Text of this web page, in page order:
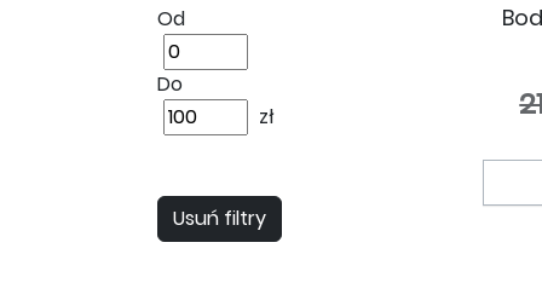
Od
Do
zł
Usuń filtry